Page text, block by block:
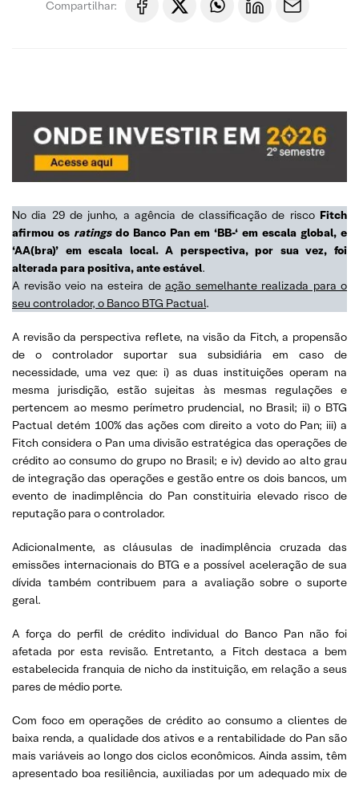
Compartilhar:
No dia 29 de junho, a agência de classificação de risco Fitch
afirmou os ratings do Banco Pan em ‘BB-‘ em escala global, e
‘AA(bra)’ em escala local. A perspectiva, por sua vez, foi
alterada para positiva, ante estável.
A revisão veio na esteira de ação semelhante realizada para o
seu controlador, o Banco BTG Pactual.
A revisão da perspectiva reflete, na visão da Fitch, a propensão
de o controlador suportar sua subsidiária em caso de
necessidade, uma vez que: i) as duas instituições operam na
mesma jurisdição, estão sujeitas às mesmas regulações e
pertencem ao mesmo perímetro prudencial, no Brasil; ii) o BTG
Pactual detém 100% das ações com direito a voto do Pan; iii) a
Fitch considera o Pan uma divisão estratégica das operações de
crédito ao consumo do grupo no Brasil; e iv) devido ao alto grau
de integração das operações e gestão entre os dois bancos, um
evento de inadimplência do Pan constituiria elevado risco de
reputação para o controlador.
Adicionalmente, as cláusulas de inadimplência cruzada das
emissões internacionais do BTG e a possível aceleração de sua
dívida também contribuem para a avaliação sobre o suporte
geral.
A força do perfil de crédito individual do Banco Pan não foi
afetada por esta revisão. Entretanto, a Fitch destaca a bem
estabelecida franquia de nicho da instituição, em relação a seus
pares de médio porte.
Com foco em operações de crédito ao consumo a clientes de
baixa renda, a qualidade dos ativos e a rentabilidade do Pan são
mais variáveis ao longo dos ciclos econômicos. Ainda assim, têm
apresentado boa resiliência, auxiliadas por um adequado mix de